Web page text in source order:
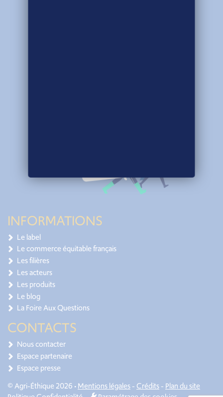
INFORMATIONS
Le label
Le commerce équitable français
Les filières
Les acteurs
Les produits
Le blog
La Foire Aux Questions
CONTACTS
Nous contacter
Espace partenaire
Espace presse
© Agri-Éthique 2026 •Mentions légales- Crédits- Plan du site